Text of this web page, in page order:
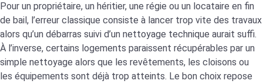
Pour un propriétaire, un héritier, une régie ou un locataire en fin
de bail, l’erreur classique consiste à lancer trop vite des travaux
alors qu’un débarras suivi d’un nettoyage technique aurait suffi.
À l’inverse, certains logements paraissent récupérables par un
simple nettoyage alors que les revêtements, les cloisons ou
les équipements sont déjà trop atteints. Le bon choix repose